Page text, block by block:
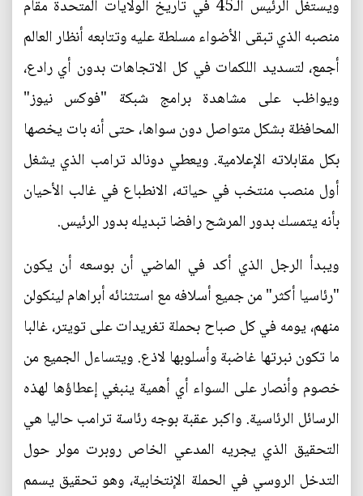
ويستغل الرئيس الـ45 في تاريخ الولايات المتحدة مقام
منصبه الذي تبقى الأضواء مسلطة عليه وتتابعه أنظار العالم
أجمع، لتسديد اللكمات في كل الاتجاهات بدون أي رادع،
ويواظب على مشاهدة برامج شبكة "فوكس نيوز"
المحافظة بشكل متواصل دون سواها، حتى أنه بات يخصها
بكل مقابلاته الإعلامية. ويعطي دونالد ترامب الذي يشغل
أول منصب منتخب في حياته، الانطباع في غالب الأحيان
بأنه يتمسك بدور المرشح رافضا تبديله بدور الرئيس.
ويبدأ الرجل الذي أكد في الماضي أن بوسعه أن يكون
"رئاسيا أكثر" من جميع أسلافه مع استثنائه أبراهام لينكولن
منهم، يومه في كل صباح بحملة تغريدات على تويتر، غالبا
ما تكون نبرتها غاضبة وأسلوبها لاذع. ويتساءل الجميع من
خصوم وأنصار على السواء أي أهمية ينبغي إعطاؤها لهذه
الرسائل الرئاسية. واكبر عقبة بوجه رئاسة ترامب حاليا هي
التحقيق الذي يجريه المدعي الخاص روبرت مولر حول
التدخل الروسي في الحملة الإنتخابية، وهو تحقيق يسمم